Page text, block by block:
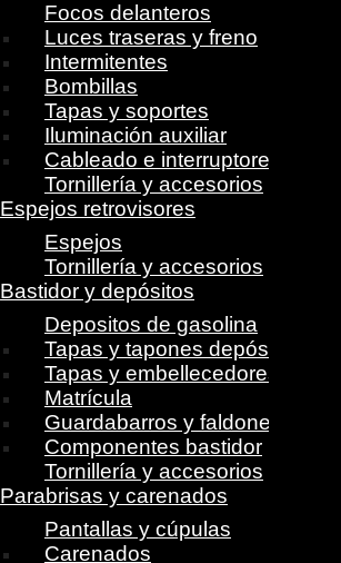
Focos delanteros
Luces traseras y freno
Intermitentes
Bombillas
Tapas y soportes
Iluminación auxiliar
Cableado e interruptores
Tornillería y accesorios
Espejos retrovisores
Espejos
Tornillería y accesorios
Bastidor y depósitos
Depositos de gasolina
Tapas y tapones depósito
Tapas y embellecedores
Matrícula
Guardabarros y faldones
Componentes bastidor
Tornillería y accesorios
Parabrisas y carenados
Pantallas y cúpulas
Carenados